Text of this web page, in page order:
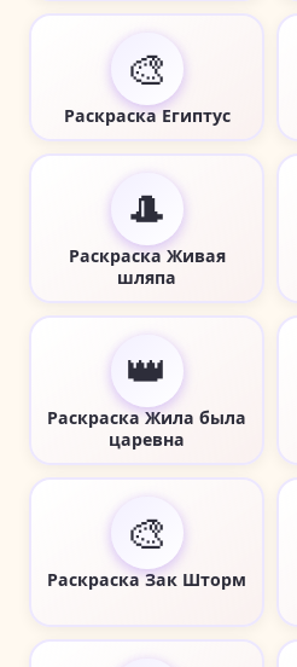
🎨
Раскраска Египтус
🎩
Раскраска Живая
шляпа
👑
Раскраска Жила была
царевна
🎨
Раскраска Зак Шторм